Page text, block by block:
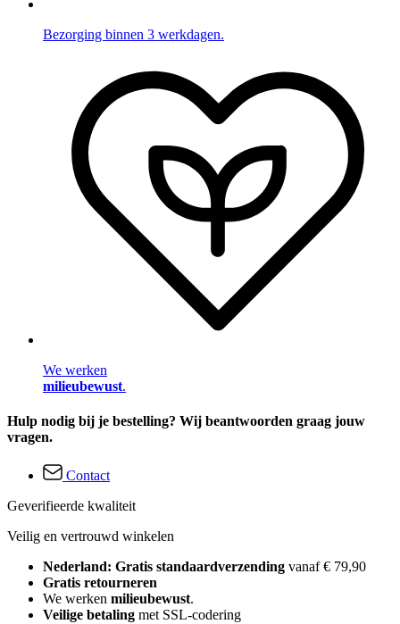
Bezorging binnen 3 werkdagen.
We werken
milieubewust.
Hulp nodig bij je bestelling? Wij beantwoorden graag jouw
vragen.
Contact
Geverifieerde kwaliteit
Veilig en vertrouwd winkelen
Nederland: Gratis standaardverzending vanaf € 79,90
Gratis retourneren
We werken milieubewust.
Veilige betaling met SSL-codering